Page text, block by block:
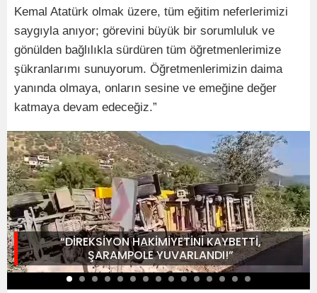
Kemal Atatürk olmak üzere, tüm eğitim neferlerimizi
saygıyla anıyor; görevini büyük bir sorumluluk ve
gönülden bağlılıkla sürdüren tüm öğretmenlerimize
şükranlarımı sunuyorum. Öğretmenlerimizin daima
yanında olmaya, onların sesine ve emeğine değer
katmaya devam edeceğiz.”
“DİREKSİYON HAKİMİYETİNİ KAYBETTİ,
ŞARAMPOLE YUVARLANDI!”